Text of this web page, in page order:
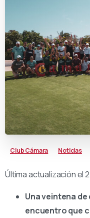
Club Cámara Noticias
Última actualización el
Una veintena
encuentro que